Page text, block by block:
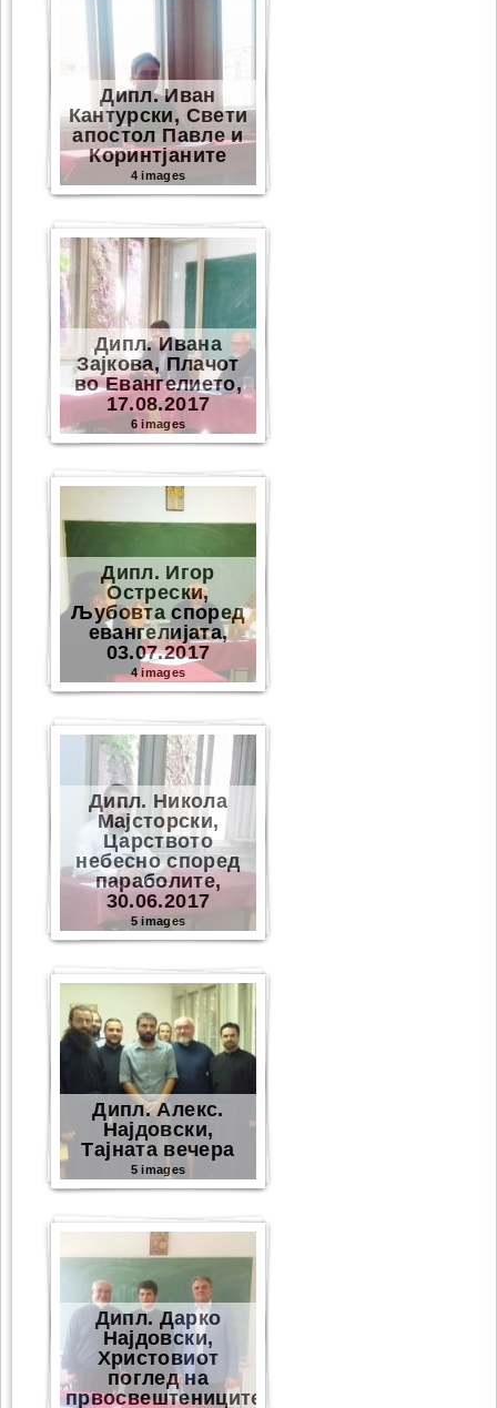
Дипл. Иван
Кантурски, Свети
апостол Павле и
Коринтјаните
4 images
Дипл. Ивана
Зајкова, Плачот
во Евангелието,
17.08.2017
6 images
Дипл. Игор
Острески,
Љубовта според
евангелијата,
03.07.2017
4 images
Дипл. Никола
Мајсторски,
Царството
небесно според
параболите,
30.06.2017
5 images
Дипл. Алекс.
Најдовски,
Тајната вечера
5 images
Дипл. Дарко
Најдовски,
Христовиот
поглед на
првосвештениците